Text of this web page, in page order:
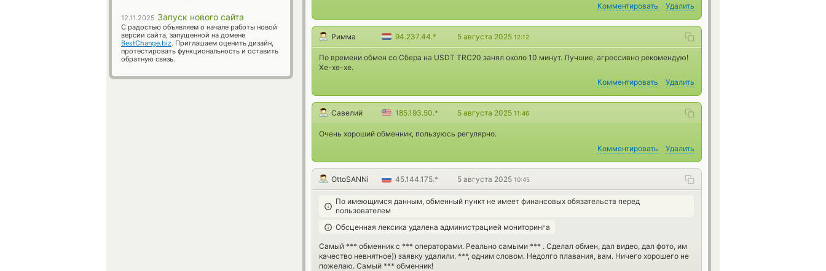
Комментировать
Удалить
Римма 94.237.44.* 5 августа 2025 12:12
По времени обмен со Сбера на USDT TRC20 занял около 10 минут. Лучшие, агрессивно рекомендую!
Хе-хе-хе.
Комментировать
Удалить
Савелий 185.193.50.* 5 августа 2025 11:46
Очень хороший обменник, пользуюсь регулярно.
Комментировать
Удалить
OttoSANNi 45.144.175.* 5 августа 2025 10:45
По имеющимся данным, обменный пункт не имеет финансовых обязательств перед
пользователем
Обсценная лексика удалена администрацией мониторинга
Самый *** обменник с *** операторами. Реально самыми *** . Сделал обмен, дал видео, дал фото, им
качество невнятное)) заявку удалили. ***, одним словом. Недолго плавания, вам. Ничего хорошего не
пожелаю. Самый *** обменник!
12.11.2025 Запуск нового сайта
С радостью объявляем о начале работы новой
версии сайта, запущенной на домене
BestChange.biz. Приглашаем оценить дизайн,
протестировать функциональность и оставить
обратную связь.